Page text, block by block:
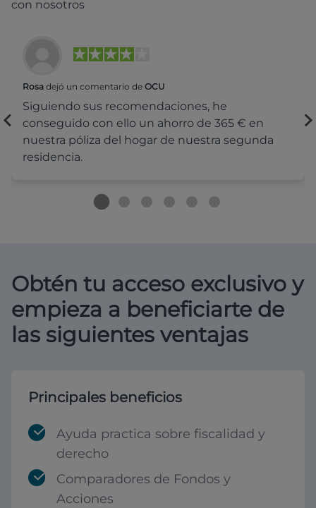
con nosotros
Rosa dejó un comentario de OCU
Siguiendo sus recomendaciones, he
conseguido con ello un ahorro de 365 € en
nuestra póliza del hogar de nuestra segunda
residencia.
Obtén tu acceso exclusivo y
empieza a beneficiarte de
las siguientes ventajas
Principales beneficios
Ayuda practica sobre fiscalidad y
derecho
Comparadores de Fondos y
Acciones